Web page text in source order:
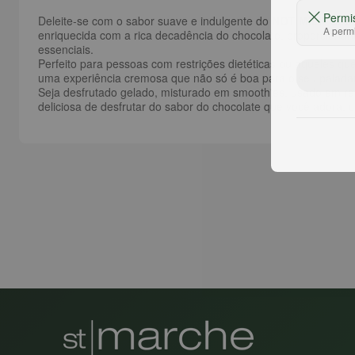
Deleite-se com o sabor suave e indulgente do
NOT MILK
enriquecida com a rica decadência do chocolate,
essenciais.
Perfeito para pessoas com restrições dietéticas ou aqueles
uma experiência cremosa que não só é boa para o seu
Seja desfrutado gelado, misturado em smoothies, usado em
deliciosa de desfrutar do sabor do chocolate que você
A